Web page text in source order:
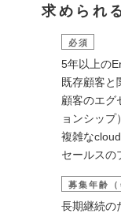
求められ
必須
5年以上の
既存顧客と
顧客のエグ
ョンシップ
複雑な
セールスの
募集年齢
長期継続の